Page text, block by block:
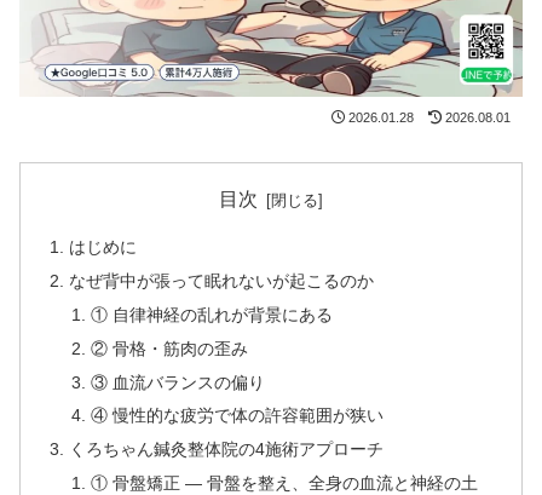
2026.01.28 2026.08.01
目次
はじめに
なぜ背中が張って眠れないが起こるのか
① 自律神経の乱れが背景にある
② 骨格・筋肉の歪み
③ 血流バランスの偏り
④ 慢性的な疲労で体の許容範囲が狭い
くろちゃん鍼灸整体院の4施術アプローチ
① 骨盤矯正 — 骨盤を整え、全身の血流と神経の土